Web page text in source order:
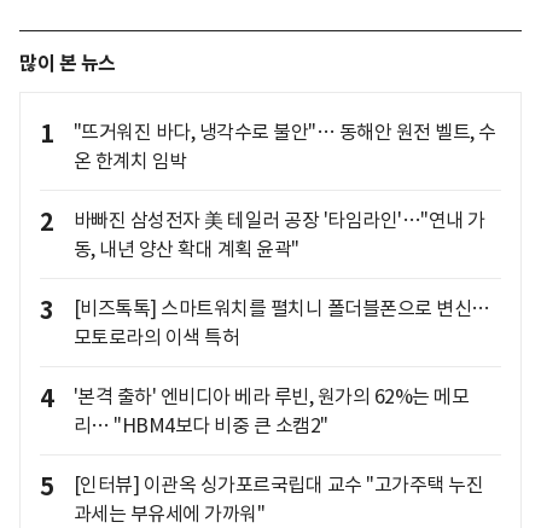
많이 본 뉴스
1
"뜨거워진 바다, 냉각수로 불안"… 동해안 원전 벨트, 수
온 한계치 임박
2
바빠진 삼성전자 美 테일러 공장 '타임라인'…"연내 가
동, 내년 양산 확대 계획 윤곽"
3
[비즈톡톡] 스마트워치를 펼치니 폴더블폰으로 변신…
모토로라의 이색 특허
4
'본격 출하' 엔비디아 베라 루빈, 원가의 62%는 메모
리… "HBM4보다 비중 큰 소캠2"
5
[인터뷰] 이관옥 싱가포르국립대 교수 "고가주택 누진
과세는 부유세에 가까워"